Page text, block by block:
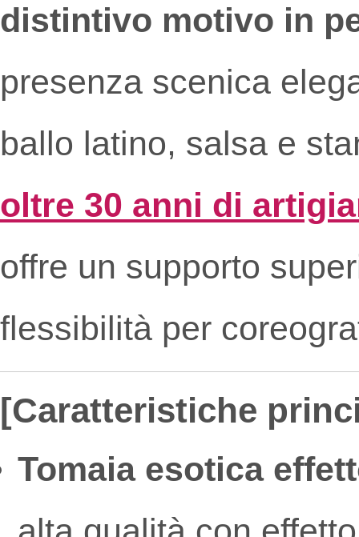
distintivo motivo in
presenza scenica
ballo latino, salsa e
oltre 30 anni di
offre un supporto
flessibilità per
[Caratteristiche
Tomaia esotica